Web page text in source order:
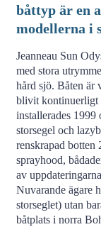
båttyp är en
modellerna i
Jeanneau Sun
med stora
hård sjö. Båten är
blivit kontinuerligt
installerades 1999
storsegel och
renskrapad botten
sprayhood,
av
Nuvarande ägare
storseglet) utan
båtplats i norra